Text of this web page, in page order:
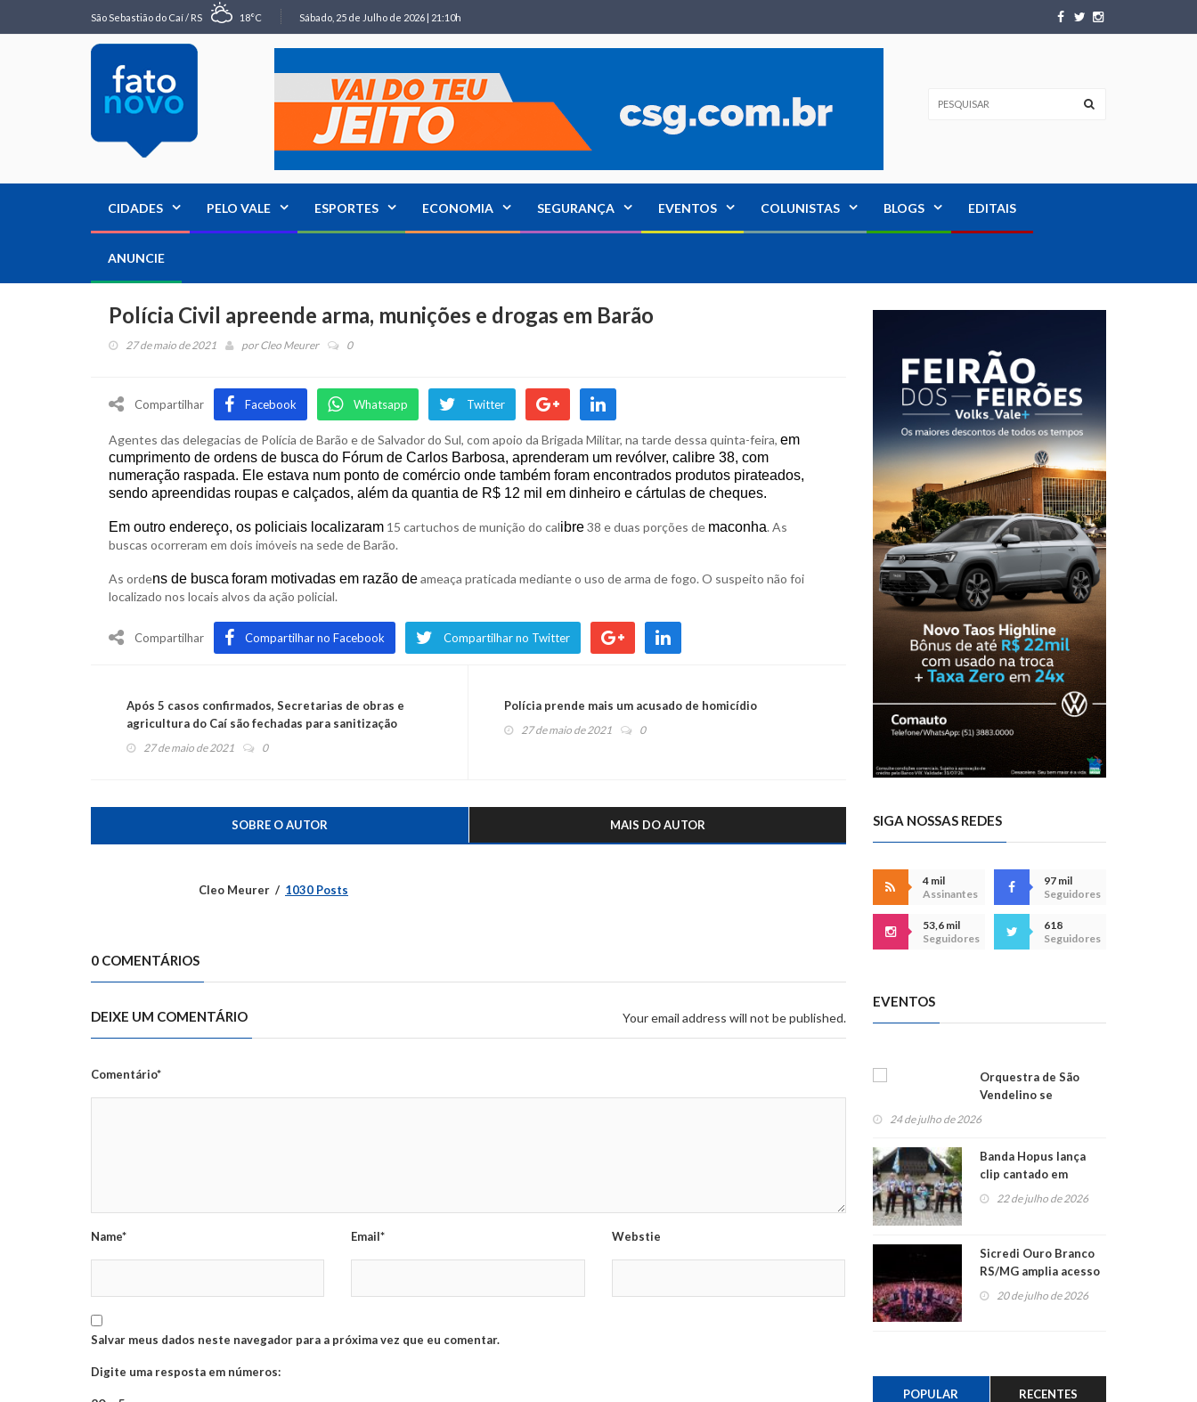
São Sebastião do Caí / RS 18°C Sábado, 25 de Julho de 2026 | 21:10h
CIDADES PELO VALE ESPORTES ECONOMIA SEGURANÇA EVENTOS COLUNISTAS BLOGS EDITAIS
ANUNCIE
Polícia Civil apreende arma, munições e drogas em Barão
27 de maio de 2021 porCleo Meurer 0
Compartilhar Facebook Whatsapp Twitter
Agentes das delegacias de Polícia de Barão e de Salvador do Sul, com apoio da Brigada Militar, na tarde dessa quinta-feira, em
cumprimento de ordens de busca do Fórum de Carlos Barbosa, aprenderam um revólver, calibre 38, com
numeração raspada. Ele estava num ponto de comércio onde também foram encontrados produtos pirateados,
sendo apreendidas roupas e calçados, além da quantia de R$ 12 mil em dinheiro e cártulas de cheques.
Em outro endereço, os policiais localizaram 15 cartuchos de munição do calibre38 e duas porções de maconha. As
buscas ocorreram em dois imóveis na sede de Barão.
As ordens de busca foram motivadas em razão deameaça praticada mediante o uso de arma de fogo. O suspeito não foi
localizado nos locais alvos da ação policial.
Compartilhar Compartilhar no Facebook Compartilhar no Twitter
Após 5 casos confirmados, Secretarias de obras e
agricultura do Caí são fechadas para sanitização
27 de maio de 2021 0
Polícia prende mais um acusado de homicídio
27 de maio de 2021 0
SOBRE O AUTOR MAIS DO AUTOR
Cleo Meurer 1030 Posts
0 COMENTÁRIOS
DEIXE UM COMENTÁRIO Your email address will not be published.
Comentário*
Name* Email* Webstie
Salvar meus dados neste navegador para a próxima vez que eu comentar.
Digite uma resposta em números:
SIGA NOSSAS REDES
4 mil
Assinantes
97 mil
Seguidores
53,6 mil
Seguidores
618
Seguidores
EVENTOS
Orquestra de São
Vendelino se
apresenta na
24 de julho de 2026
Banda Hopus lança
clip cantado em
alemão e inglês
22 de julho de 2026
Sicredi Ouro Branco
RS/MG amplia acesso
ao show dos 45 anos
para mais associados
20 de julho de 2026
POPULAR RECENTES